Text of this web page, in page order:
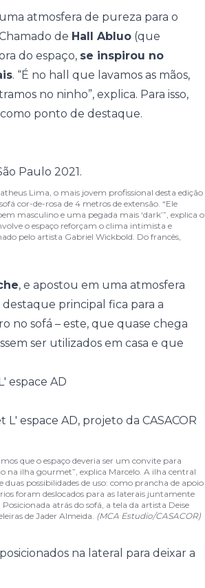
atmosfera de pureza para o
de Hall Abluo (que
do espaço, se inspirou no
. “É no hall que lavamos as mãos,
no ninho”, explica. Para isso,
ponto de destaque.
Lima, o mais jovem profissional desta edição
cor-de-rosa de 4 metros de extensão. “Ele
masculino e uma pegada mais ‘dark’”, explica o
o espaço reforçam o clima intimista e
pelo artista Gabriel Wickbold. Do francês,
, e apostou em uma atmosfera
principal fica para a
no sofá – este, que quase chega
ser utilizados em casa e que
espace AD
que o espaço deveria ser um convite para
na ilha gourmet”, explica Marcelo. A ilha central
possibilidades de uso: como prancha de apoio
foram deslocados para as laterais juntamente
atrás do sofá, a tela da artista Deise
de Jader Almeida. (MCA Estudio/CASACOR)
na lateral para deixar a